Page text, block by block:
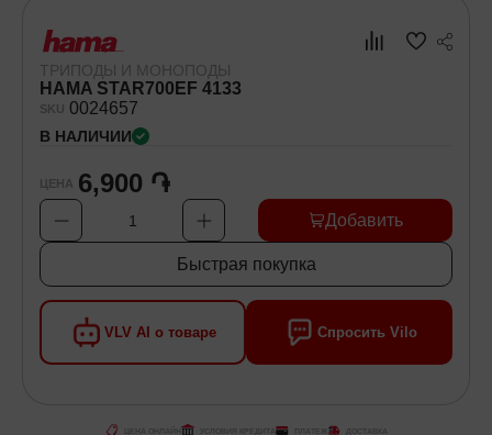
VLV AI о товаре Спросить Vilo
ТРИПОДЫ И МОНОПОДЫ
HAMA STAR700EF 4133
SKU 0024657
В НАЛИЧИИ
ЦЕНА 6,900 ֏
1 Добавить
Быстрая покупка
ЦЕНА ОНЛАЙН УСЛОВИЯ КРЕДИТА ПЛАТЕЖ ДОСТАВКА